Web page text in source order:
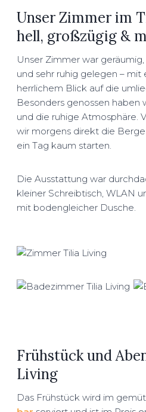
Unser Zimmer im
hell, großzügig &
Unser Zimmer war
und sehr ruhig gelegen – mit
herrlichem Blick auf die
Besonders genossen
und die ruhige Atmosphäre.
wir morgens direkt die
ein Tag kaum starten.
Die Ausstattung war
kleiner Schreibtisch, WLAN
mit bodengleicher Dusche.
Frühstück und
Living
Das Frühstück wird im